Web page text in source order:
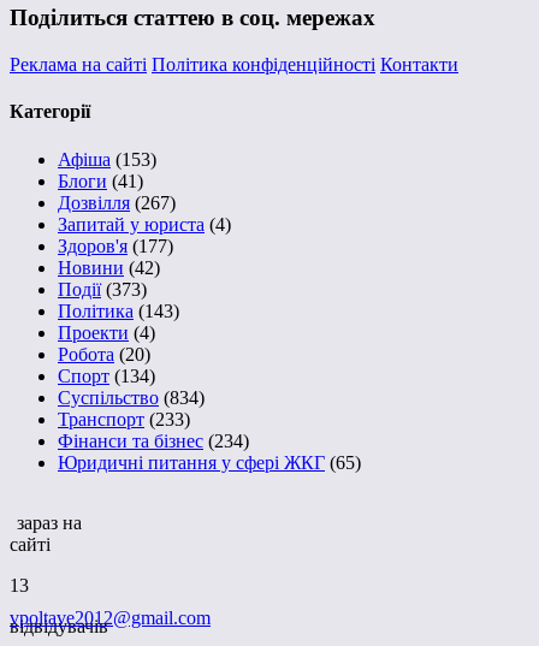
Поділиться статтею в соц. мережах
Реклама на сайті Політика конфіденційності Контакти
Категорії
Афіша (153)
Блоги (41)
Дозвілля (267)
Запитай у юриста (4)
Здоров'я (177)
Новини (42)
Події(373)
Політика (143)
Проекти (4)
Робота (20)
Спорт (134)
Суспільство (834)
Транспорт (233)
Фінанси та бізнес (234)
Юридичні питання у сфері ЖКГ (65)
зараз на
сайті
13
відвідувачів
vpoltave2012@gmail.com